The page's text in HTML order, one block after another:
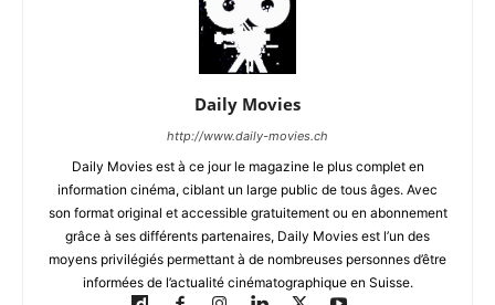
Daily Movies
http://www.daily-movies.ch
Daily Movies est à ce jour le magazine le plus complet en
information cinéma, ciblant un large public de tous âges. Avec
son format original et accessible gratuitement ou en abonnement
grâce à ses différents partenaires, Daily Movies est l’un des
moyens privilégiés permettant à de nombreuses personnes d’être
informées de l’actualité cinématographique en Suisse.